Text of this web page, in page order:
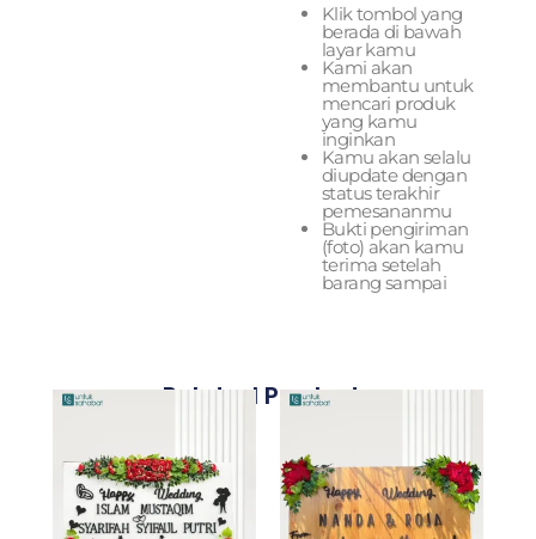
Klik tombol yang
berada di bawah
layar kamu
Kami akan
membantu untuk
mencari produk
yang kamu
inginkan
Kamu akan selalu
diupdate dengan
status terakhir
pemesananmu
Bukti pengiriman
(foto) akan kamu
terima setelah
barang sampai
Related Products